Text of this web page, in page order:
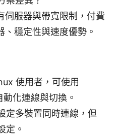
伺服器與帶寬限制，付費
、穩定性與速度優勢。
使用者，可使用
化連線與切換。
定多裝置同時連線，但
定。